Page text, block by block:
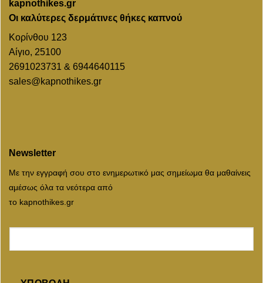
kapnothikes.gr
Οι καλύτερες δερμάτινες θήκες καπνού
Κορίνθου 123
Αίγιο, 25100
2691023731 & 6944640115
sales@kapnothikes.gr
Newsletter
Με την εγγραφή σου στο ενημερωτικό μας σημείωμα θα μαθαίνεις
αμέσως όλα τα νεότερα από
το kapnothikes.gr